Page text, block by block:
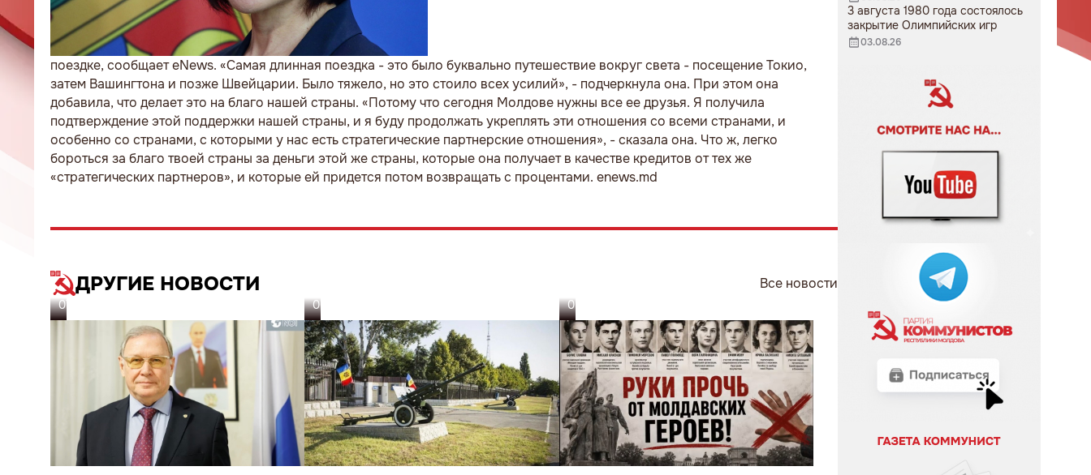
поездке, сообщает eNews. «Самая длинная поездка - это было буквально путешествие вокруг света - посещение Токио,
затем Вашингтона и позже Швейцарии. Было тяжело, но это стоило всех усилий», - подчеркнула она. При этом она
добавила, что делает это на благо нашей страны. «Потому что сегодня Молдове нужны все ее друзья. Я получила
подтверждение этой поддержки нашей страны, и я буду продолжать укреплять эти отношения со всеми странами, и
особенно со странами, с которыми у нас есть стратегические партнерские отношения», - сказала она. Что ж, легко
бороться за благо твоей страны за деньги этой же страны, которые она получает в качестве кредитов от тех же
«стратегических партнеров», и которые ей придется потом возвращать с процентами. enews.md
ДРУГИЕ НОВОСТИ Все новости
07.08.26 06.08.26 05.08.26
3 августа 1980 года состоялось
закрытие Олимпийских игр
03.08.26